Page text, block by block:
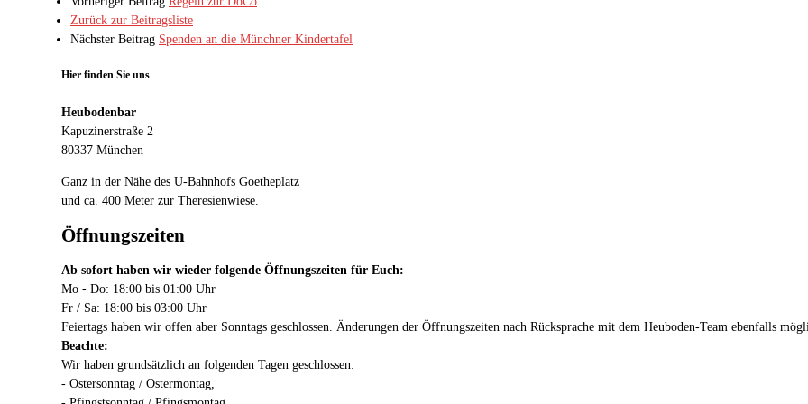
Zurück zur Beitragsliste
Nächster Beitrag Spenden an die Münchner Kindertafel
Hier finden Sie uns
Heubodenbar
Kapuzinerstraße 2
80337 München
Ganz in der Nähe des U-Bahnhofs Goetheplatz
und ca. 400 Meter zur Theresienwiese.
Öffnungszeiten
Ab sofort haben wir wieder folgende Öffnungszeiten für Euch:
Mo - Do: 18:00 bis 01:00 Uhr
Fr / Sa: 18:00 bis 03:00 Uhr
Feiertags haben wir offen aber Sonntags geschlossen. Änderungen der Öffnungszeiten nach Rücksprache mit dem Heuboden-Team ebenfalls
Beachte:
Wir haben grundsätzlich an folgenden Tagen geschlossen:
- Ostersonntag / Ostermontag,